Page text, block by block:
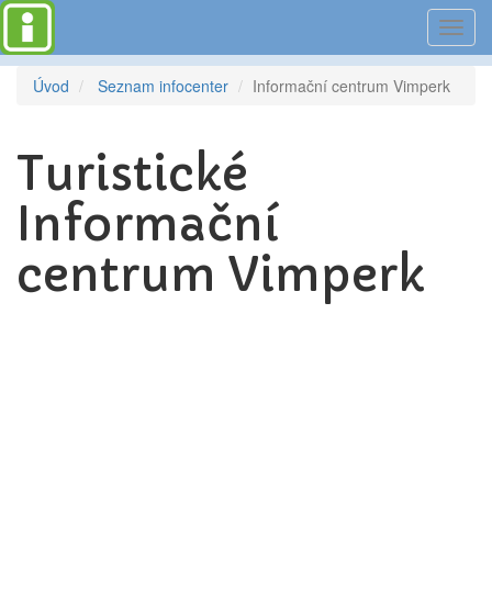
Úvod
Seznam infocenter Informační centrum Vimperk
Turistické
Informační
centrum Vimperk